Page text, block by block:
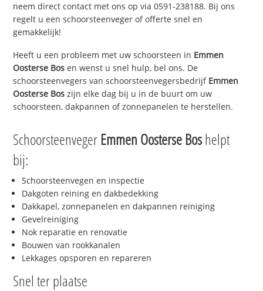
neem direct contact met ons op via 0591-238188. Bij ons
regelt u een schoorsteenveger of offerte snel en
gemakkelijk!
Heeft u een probleem met uw schoorsteen in Emmen
Oosterse Bos en wenst u snel hulp, bel ons. De
schoorsteenvegers van schoorsteenvegersbedrijf Emmen
Oosterse Bos zijn elke dag bij u in de buurt om uw
schoorsteen, dakpannen of zonnepanelen te herstellen.
Schoorsteenveger Emmen Oosterse Boshelpt
bij:
Schoorsteenvegen en inspectie
Dakgoten reining en dakbedekking
Dakkapel, zonnepanelen en dakpannen reiniging
Gevelreiniging
Nok reparatie en renovatie
Bouwen van rookkanalen
Lekkages opsporen en repareren
Snel ter plaatse